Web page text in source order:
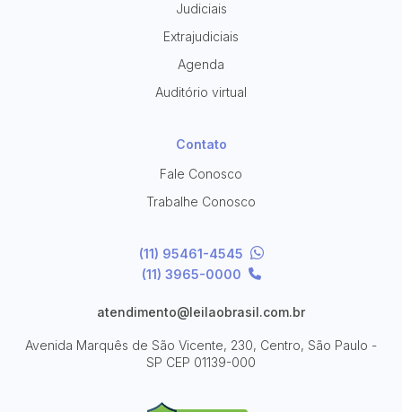
Judiciais
Extrajudiciais
Agenda
Auditório virtual
Contato
Fale Conosco
Trabalhe Conosco
(11) 95461-4545
(11) 3965-0000
atendimento@leilaobrasil.com.br
Avenida Marquês de São Vicente, 230, Centro, São Paulo -
SP CEP 01139-000